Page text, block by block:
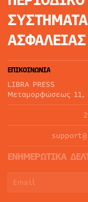
ΣΥΣΤΗΜΑΤΑ
ΑΣΦΑΛΕΙΑΣ
ΕΠΙΚΟΙΝΩΝΙΑ
LIBRA PRESS
Μεταμορφώσεως 11,
ΕΝΗΜΕΡΩΤΙΚΑ